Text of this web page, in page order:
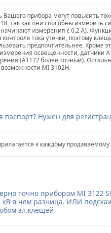
прибора могут повысить
так как они способны измерить
измерения с 0,2 А).
тока утечки, поэтому
предпочтительнее. Кроме
освещенности, датчики
(А1172 более точный).
MI 3102H.
паспорт? Нужен для
к каждому
точно прибором MI 3122
кВ в чем разница. ИЛИ
эл.клещей